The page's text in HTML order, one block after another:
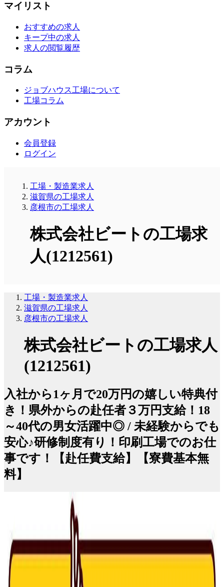
マイリスト
おすすめの求人
キープ中の求人
求人の閲覧履歴
コラム
ジョブハウス工場について
工場コラム
アカウント
会員登録
ログイン
工場・製造業求人
滋賀県の工場求人
彦根市の工場求人
株式会社ビートの工場求
人(1212561)
工場・製造業求人
滋賀県の工場求人
彦根市の工場求人
株式会社ビートの工場求人
(1212561)
入社から1ヶ月で20万円の嬉しい特典付
き！県外からの赴任者３万円支給！18
～40代の男女活躍中◎ / 未経験からでも
安心♪研修制度有り！印刷工場でのお仕
事です！【赴任費支給】【寮費基本無
料】